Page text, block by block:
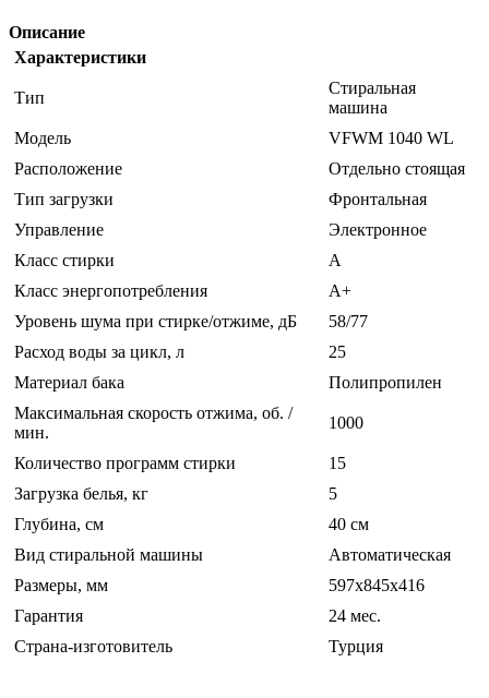
Описание
Характеристики
Тип
Стиральная
машина
Модель
VFWM 1040 WL
Расположение
Отдельно стоящая
Тип загрузки
Фронтальная
Управление
Электронное
Класс стирки
A
Класс энергопотребления
A+
Уровень шума при стирке/отжиме, дБ
58/77
Расход воды за цикл, л
25
Материал бака
Полипропилен
Максимальная скорость отжима, об. /
мин.
1000
Количество программ стирки
15
Загрузка белья, кг
5
Глубина, см
40 см
Вид стиральной машины
Автоматическая
Размеры, мм
597х845х416
Гарантия
24 мес.
Страна-изготовитель
Турция